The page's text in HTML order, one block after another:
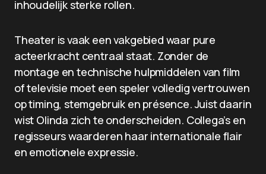
inhoudelijk sterke rollen.
Theater is vaak een vakgebied waar pure
acteerkracht centraal staat. Zonder de
montage en technische hulpmiddelen van film
of televisie moet een speler volledig vertrouwen
op timing, stemgebruik en présence. Juist daarin
wist Olinda zich te onderscheiden. Collega’s en
regisseurs waarderen haar internationale flair
en emotionele expressie.